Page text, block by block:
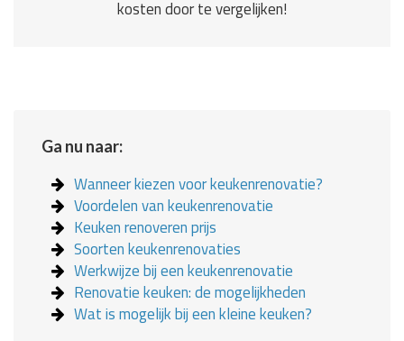
kosten door te vergelijken!
Ga nu naar:
Wanneer kiezen voor keukenrenovatie?
Voordelen van keukenrenovatie
Keuken renoveren prijs
Soorten keukenrenovaties
Werkwijze bij een keukenrenovatie
Renovatie keuken: de mogelijkheden
Wat is mogelijk bij een kleine keuken?